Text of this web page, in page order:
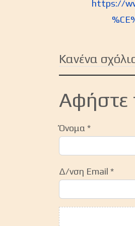
https://
Κανένα
Αφήστε
Όνομα *
Δ/νση Email *
Κείμενο Σχολίου